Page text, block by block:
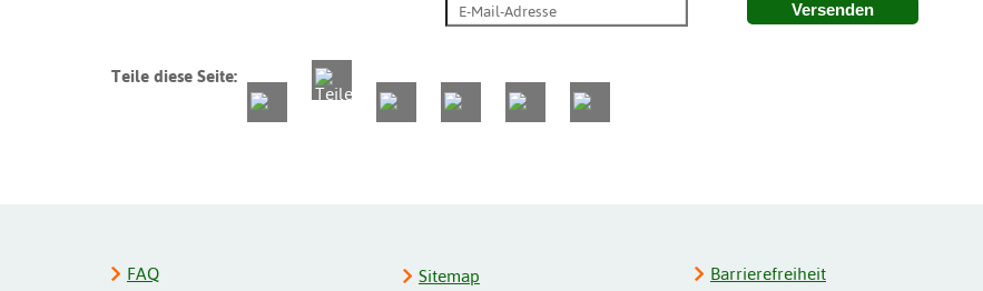
Versenden
Teile diese Seite:
FAQ Sitemap Barrierefreiheit